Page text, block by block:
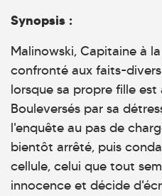
Synopsis :
Malinowski, Capitaine à
confronté aux faits-divers
lorsque sa propre fille est
Bouleversés par sa
l'enquête au pas de
bientôt arrêté, puis
cellule, celui que tout
innocence et décide